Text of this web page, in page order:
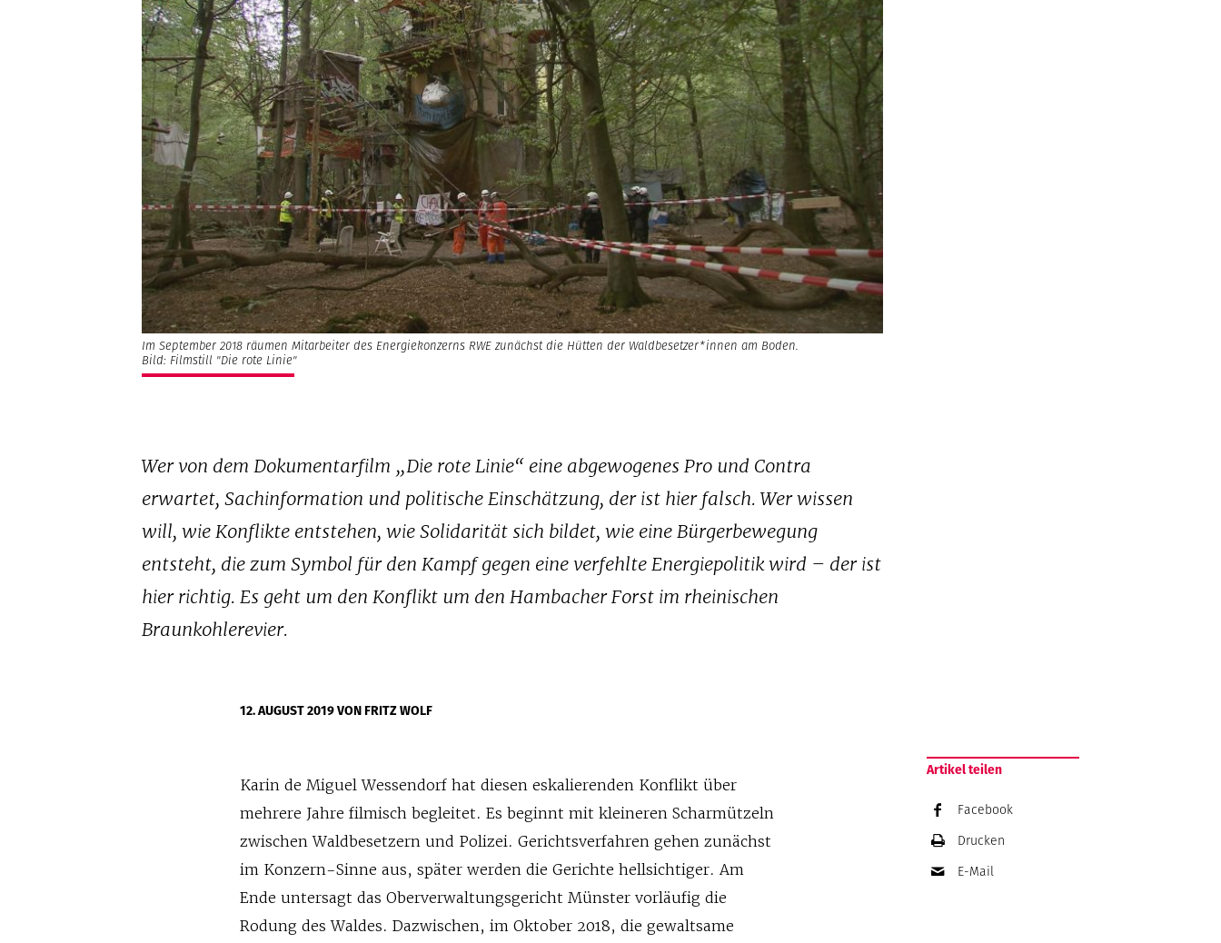
Im September 2018 räumen Mitarbeiter des Energiekonzerns RWE zunächst die Hütten der Waldbesetzer*innen am Boden.
Bild: Filmstill "Die rote Linie"
Wer von dem Dokumentarfilm „Die rote Linie“ eine abgewogenes Pro und Contra
erwartet, Sachinformation und politische Einschätzung, der ist hier falsch. Wer wissen
will, wie Konflikte entstehen, wie Solidarität sich bildet, wie eine Bürgerbewegung
entsteht, die zum Symbol für den Kampf gegen eine verfehlte Energiepolitik wird – der ist
hier richtig. Es geht um den Konflikt um den Hambacher Forst im rheinischen
Braunkohlerevier.
12. AUGUST 2019VON FRITZ WOLF
Karin de Miguel Wessendorf hat diesen eskalierenden Konflikt über
mehrere Jahre filmisch begleitet. Es beginnt mit kleineren Scharmützeln
zwischen Waldbesetzern und Polizei. Gerichtsverfahren gehen zunächst
im Konzern-Sinne aus, später werden die Gerichte hellsichtiger. Am
Ende untersagt das Oberverwaltungsgericht Münster vorläufig die
Rodung des Waldes. Dazwischen, im Oktober 2018, die gewaltsame
Artikel teilen
Facebook
Drucken
E-Mail